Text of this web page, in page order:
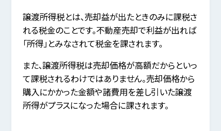
譲渡所得税とは、売却益が出たときのみに課税さ
れる税金のことです。不動産売却で利益が出れば
「所得」とみなされて税金を課されます。
また、譲渡所得税は売却価格が高額だからといっ
て課税されるわけではありません。売却価格から
購入にかかった金額や諸費用を差し引いた譲渡
所得がプラスになった場合に課されます。